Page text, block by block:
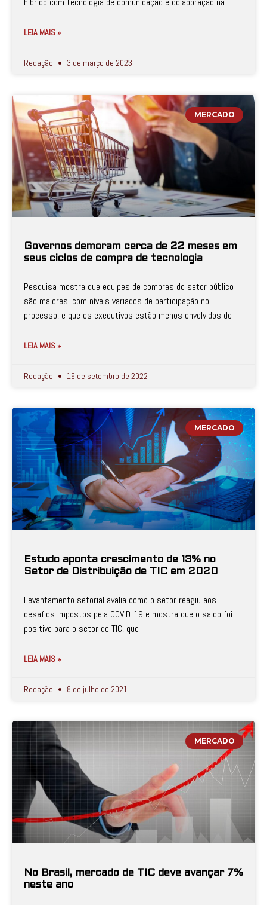
LEIA MAIS »
Redação 3 de março de 2023
MERCADO
Governos demoram cerca de 22 meses em
seus ciclos de compra de tecnologia
Pesquisa mostra que equipes de compras do setor público
são maiores, com níveis variados de participação no
processo, e que os executivos estão menos envolvidos do
LEIA MAIS »
Redação 19 de setembro de 2022
MERCADO
Estudo aponta crescimento de 13% no
Setor de Distribuição de TIC em 2020
Levantamento setorial avalia como o setor reagiu aos
desafios impostos pela COVID-19 e mostra que o saldo foi
positivo para o setor de TIC, que
LEIA MAIS »
Redação 8 de julho de 2021
MERCADO
No Brasil, mercado de TIC deve avançar 7%
neste ano